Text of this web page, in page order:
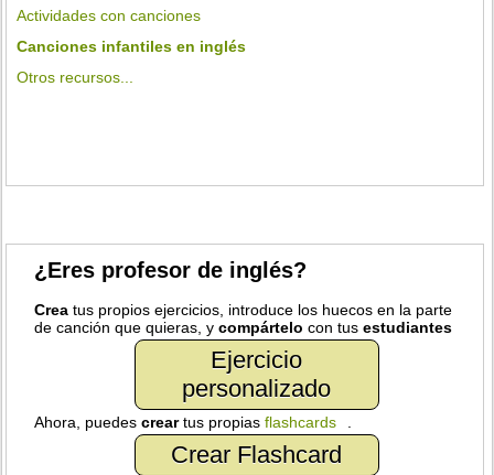
Actividades con canciones
Canciones infantiles en inglés
Otros recursos...
¿Eres profesor de inglés?
Crea tus propios ejercicios, introduce los huecos en la parte
de canción que quieras, ycompártelo con tusestudiantes
Ejercicio
personalizado
Ahora, puedescreartus propiasflashcards .
Crear Flashcard